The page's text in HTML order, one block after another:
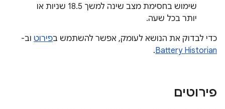
שימוש בחסימת מצב שינה למשך 18.5 שניות או
יותר בכל שעה.
כדי לבדוק את הנושא לעומק, אפשר להשתמש בפירוט וב-
Battery Historian
.
פירוטים